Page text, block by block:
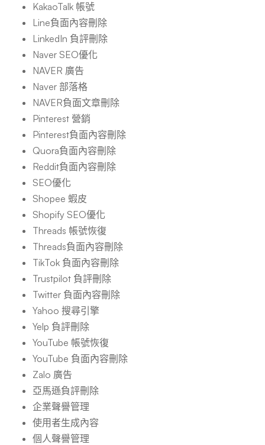
KakaoTalk 帳號
Line負面內容刪除
LinkedIn 負評刪除
Naver SEO優化
NAVER 廣告
Naver 部落格
NAVER負面文章刪除
Pinterest 營銷
Pinterest負面內容刪除
Quora負面內容刪除
Reddit負面內容刪除
SEO優化
Shopee 蝦皮
Shopify SEO優化
Threads 帳號恢復
Threads負面內容刪除
TikTok 負面內容刪除
Trustpilot 負評刪除
Twitter 負面內容刪除
Yahoo 搜尋引擎
Yelp 負評刪除
YouTube 帳號恢復
YouTube 負面內容刪除
Zalo 廣告
亞馬遜負評刪除
企業聲譽管理
使用者生成內容
個人聲譽管理